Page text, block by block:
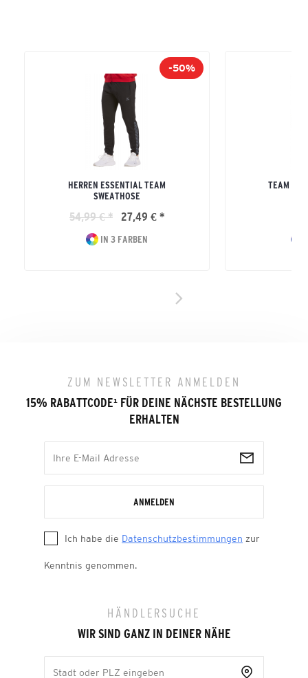
-50%
HERREN ESSENTIAL TEAM
SWEATHOSE
54,99 € * 27,49 € *
IN 3 FARBEN
TEAM
ZUM NEWSLETTER ANMELDEN
15% RABATTCODE¹ FÜR DEINE NÄCHSTE BESTELLUNG
ERHALTEN
ANMELDEN
Ich habe die Datenschutzbestimmungen zur
Kenntnis genommen.
HÄNDLERSUCHE
WIR SIND GANZ IN DEINER NÄHE